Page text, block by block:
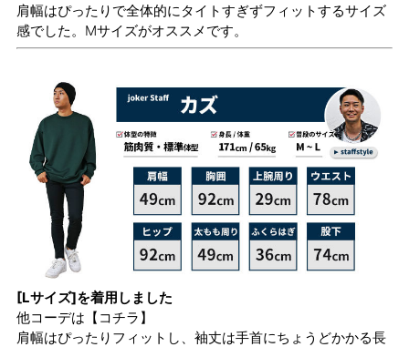
肩幅はぴったりで全体的にタイトすぎずフィットするサイズ
感でした。Mサイズがオススメです。
[Lサイズ]を着用しました
他コーデは 【コチラ】
肩幅はぴったりフィットし、袖丈は手首にちょうどかかる長